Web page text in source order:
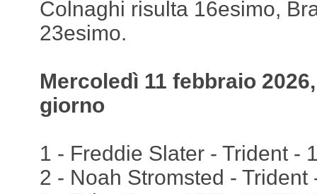
Colnaghi risulta 16esimo,
23esimo.
Mercoledì 11 febbraio
giorno
1 - Freddie Slater - Trident -
2 - Noah Stromsted - Trident